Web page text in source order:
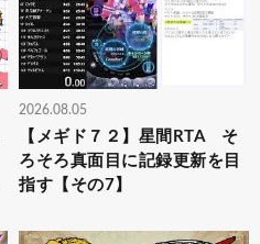
2026.08.05
【メギド７２】星間RTA そ
ろそろ真面目に記録更新を目
指す【その7】